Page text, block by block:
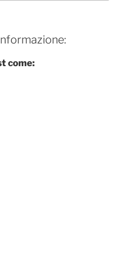
come: